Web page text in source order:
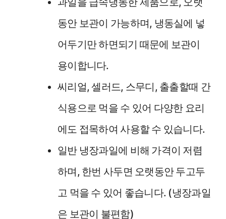
동안 보관이 가능하며, 냉동실에 넣
어두기만 하면되기 때문에 보관이
용이합니다.
씨리얼, 셀러드, 스무디, 출출할때 간
식용으로 먹을 수 있어 다양한 요리
에도 접목하여 사용할 수 있습니다.
일반 냉장과일에 비해 가격이 저렴
하며, 한번 사두면 오랫동안 두고두
고 먹을 수 있어 좋습니다. (냉장과일
은 보관이 불편함)